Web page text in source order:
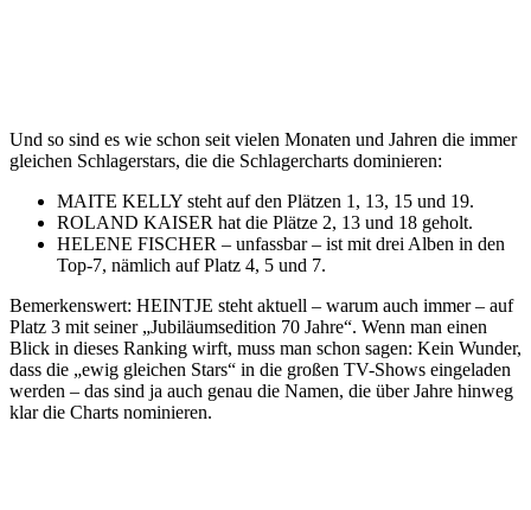
Und so sind es wie schon seit vielen Monaten und Jahren die immer
gleichen Schlagerstars, die die Schlagercharts dominieren:
MAITE KELLY steht auf den Plätzen 1, 13, 15 und 19.
ROLAND KAISER hat die Plätze 2, 13 und 18 geholt.
HELENE FISCHER – unfassbar – ist mit drei Alben in den
Top-7, nämlich auf Platz 4, 5 und 7.
Bemerkenswert: HEINTJE steht aktuell – warum auch immer – auf
Platz 3 mit seiner „Jubiläumsedition 70 Jahre“. Wenn man einen
Blick in dieses Ranking wirft, muss man schon sagen: Kein Wunder,
dass die „ewig gleichen Stars“ in die großen TV-Shows eingeladen
werden – das sind ja auch genau die Namen, die über Jahre hinweg
klar die Charts nominieren.